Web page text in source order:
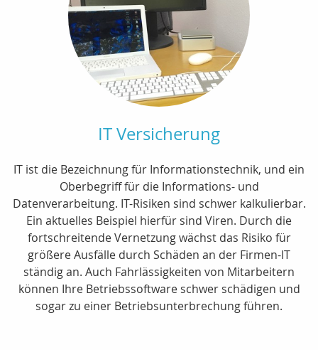
IT Versicherung
IT ist die Bezeichnung für Informationstechnik, und ein
Oberbegriff für die Informations- und
Datenverarbeitung. IT-Risiken sind schwer kalkulierbar.
Ein aktuelles Beispiel hierfür sind Viren. Durch die
fortschreitende Vernetzung wächst das Risiko für
größere Ausfälle durch Schäden an der Firmen-IT
ständig an. Auch Fahrlässigkeiten von Mitarbeitern
können Ihre Betriebssoftware schwer schädigen und
sogar zu einer Betriebsunterbrechung führen.